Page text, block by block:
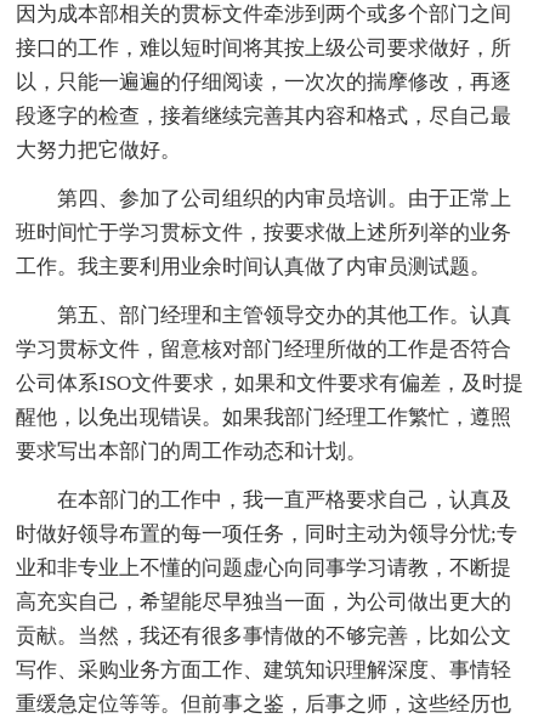
因为成本部相关的贯标文件牵涉到两个或多个部门之间
接口的工作，难以短时间将其按上级公司要求做好，所
以，只能一遍遍的仔细阅读，一次次的揣摩修改，再逐
段逐字的检查，接着继续完善其内容和格式，尽自己最
大努力把它做好。
第四、参加了公司组织的内审员培训。由于正常上
班时间忙于学习贯标文件，按要求做上述所列举的业务
工作。我主要利用业余时间认真做了内审员测试题。
第五、部门经理和主管领导交办的其他工作。认真
学习贯标文件，留意核对部门经理所做的工作是否符合
公司体系ISO文件要求，如果和文件要求有偏差，及时提
醒他，以免出现错误。如果我部门经理工作繁忙，遵照
要求写出本部门的周工作动态和计划。
在本部门的工作中，我一直严格要求自己，认真及
时做好领导布置的每一项任务，同时主动为领导分忧;专
业和非专业上不懂的问题虚心向同事学习请教，不断提
高充实自己，希望能尽早独当一面，为公司做出更大的
贡献。当然，我还有很多事情做的不够完善，比如公文
写作、采购业务方面工作、建筑知识理解深度、事情轻
重缓急定位等等。但前事之鉴，后事之师，这些经历也